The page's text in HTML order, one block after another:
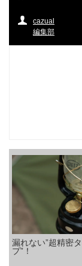
cazual
編集部
漏れない”超精密
プ”！